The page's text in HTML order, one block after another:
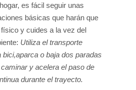
es fácil seguir unas
básicas que harán que
y cuides a la vez del
Utiliza el transporte
bici,aparca o baja dos paradas
y acelera el paso de
durante el trayecto.